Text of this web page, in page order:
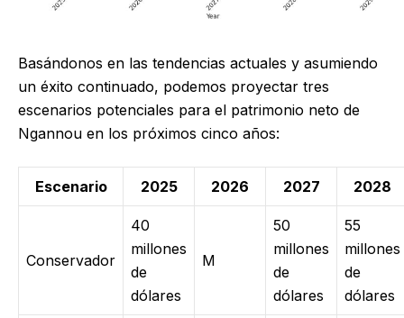
Basándonos en las tendencias actuales y asumiendo
un éxito continuado, podemos proyectar tres
escenarios potenciales para el patrimonio neto de
Ngannou en los próximos cinco años:
Escenario 2025 2026 2027 2028
Conservador
40
millones
de
dólares
M
50
millones
de
dólares
55
millones
de
dólares